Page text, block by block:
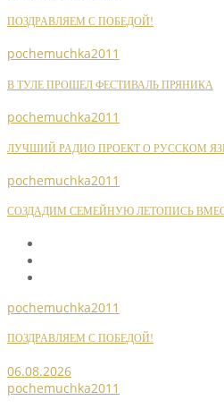
ПОЗДРАВЛЯЕМ С ПОБЕДОЙ!
pochemuchka2011
В ТУЛЕ ПРОШЕЛ ФЕСТИВАЛЬ ПРЯНИКА
pochemuchka2011
ЛУЧШИЙ РАДИО ПРОЕКТ О РУССКОМ
pochemuchka2011
СОЗДАДИМ СЕМЕЙНУЮ ЛЕТОПИСЬ
pochemuchka2011
ПОЗДРАВЛЯЕМ С ПОБЕДОЙ!
06.08.2026
pochemuchka2011